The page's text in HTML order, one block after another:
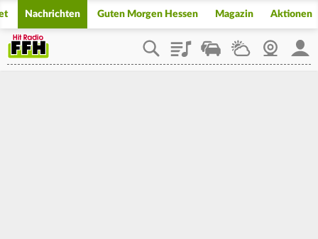
Nachrichten Guten Morgen Hessen Magazin Aktionen
PlaylistStaupilotWetterWebcam